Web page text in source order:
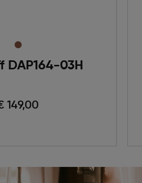
Davidoff DAP164-03H
149,00